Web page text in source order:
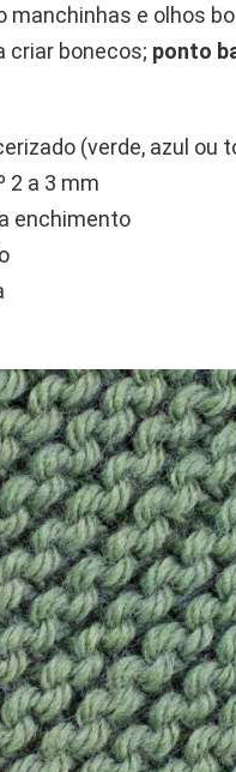
manchinhas e olhos
criar bonecos; ponto
(verde, azul ou
2 a 3 mm
enchimento